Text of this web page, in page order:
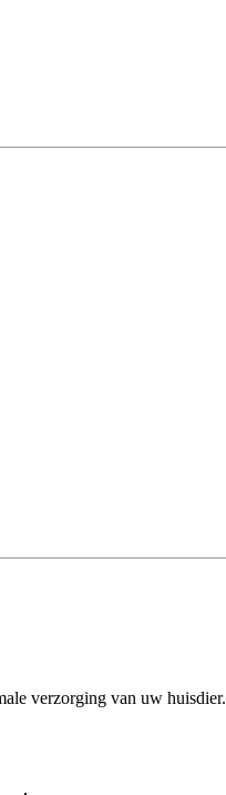
verzorging van uw huisdier.